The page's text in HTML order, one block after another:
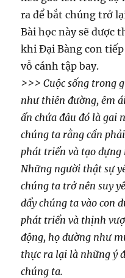
ra để bắt chúng trở
Bài học này sẽ được
khi Đại Bàng con
vỗ cánh tập bay.
>>> Cuộc sống trong
như thiên đường, êm
ẩn chứa đâu đó là gai
chúng ta rằng cần
phát triển và tạo dựng
Những người thật sự
chúng ta trở nên suy
đẩy chúng ta vào con
phát triển và thịnh
động, họ dường như
thực ra lại là những ý
chúng ta.